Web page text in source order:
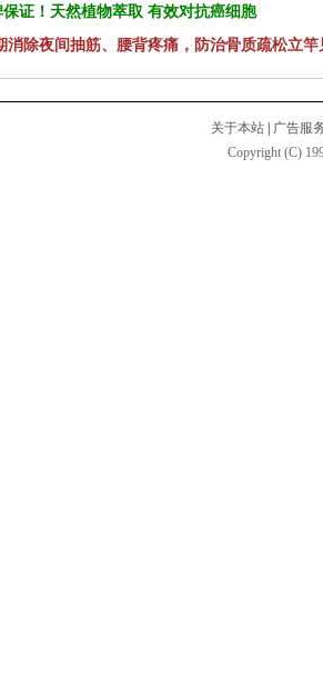
证！天然植物萃取 有效对抗癌细胞
消除夜间抽筋、腰背疼痛，防治骨质疏松立竿
关于本站 | 广告服
Copyright (C)